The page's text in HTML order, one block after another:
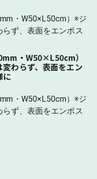
・W50×L50cm）※ジ
らず、表面をエンボス
・W50×L50cm）
わらず、表面をエン
に
・W50×L50cm）※ジ
らず、表面をエンボス